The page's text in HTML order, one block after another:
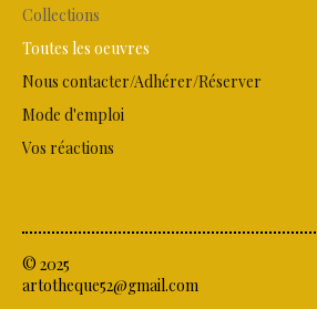
Collections
Toutes les oeuvres
Nous contacter/Adhérer/Réserver
Mode d'emploi
Vos réactions
© 2025
artotheque52@gmail.com